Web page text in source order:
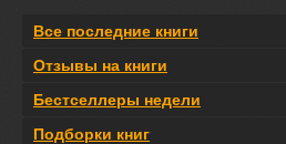
Все последние книги
Отзывы на книги
Бестселлеры недели
Подборки книг